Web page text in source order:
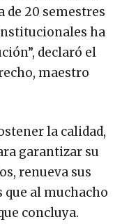
de 20 semestres
ha
declaró el
maestro
la calidad,
garantizar su
renueva sus
que al muchacho
concluya.